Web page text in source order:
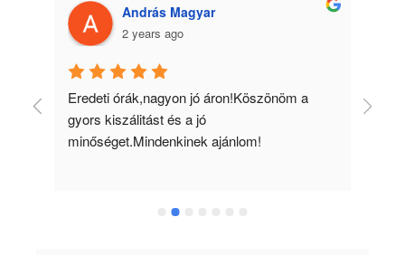
András Magyar
2 years ago
Eredeti órák,nagyon jó áron!Köszönöm a
gyors kiszálitást és a jó
minőséget.Mindenkinek ajánlom!